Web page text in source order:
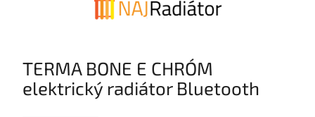
TERMA BONE E CHRÓM
elektrický radiátor Bluetooth